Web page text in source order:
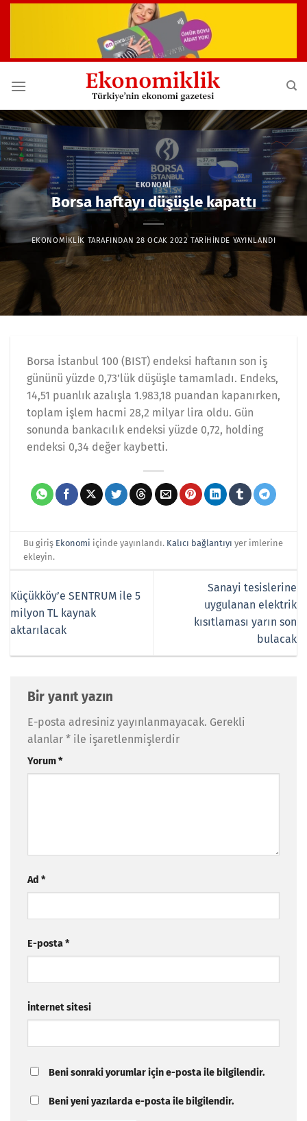
EKONOMI
Borsa haftayı düşüşle kapattı
EKONOMIKLIK TARAFINDAN 28 OCAK 2022 TARIHINDE YAYINLANDI
Borsa İstanbul 100 (BIST) endeksi haftanın son iş
gününü yüzde 0,73’lük düşüşle tamamladı. Endeks,
14,51 puanlık azalışla 1.983,18 puandan kapanırken,
toplam işlem hacmi 28,2 milyar lira oldu. Gün
sonunda bankacılık endeksi yüzde 0,72, holding
endeksi 0,34 değer kaybetti.
Bu giriş Ekonomi içinde yayınlandı. Kalıcı bağlantıyı yer imlerine
ekleyin.
Küçükköy’e SENTRUM ile 5
milyon TL kaynak
aktarılacak
Sanayi tesislerine
uygulanan elektrik
kısıtlaması yarın son
bulacak
Bir yanıt yazın
E-posta adresiniz yayınlanmayacak. Gerekli
alanlar * ile işaretlenmişlerdir
Yorum*
Ad *
E-posta*
İnternet sitesi
Beni sonraki yorumlar için e-posta ile bilgilendir.
Beni yeni yazılarda e-posta ile bilgilendir.